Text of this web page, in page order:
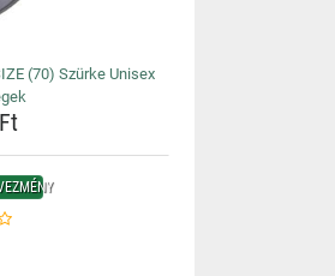
(70) Szürke Unisex